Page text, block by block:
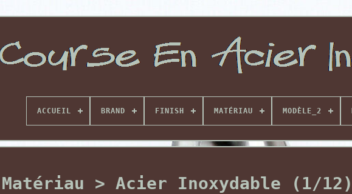
ACCUEIL BRAND FINISH MATÉRIAU MODÈLE_2
Matériau > Acier Inoxydable (1/12)